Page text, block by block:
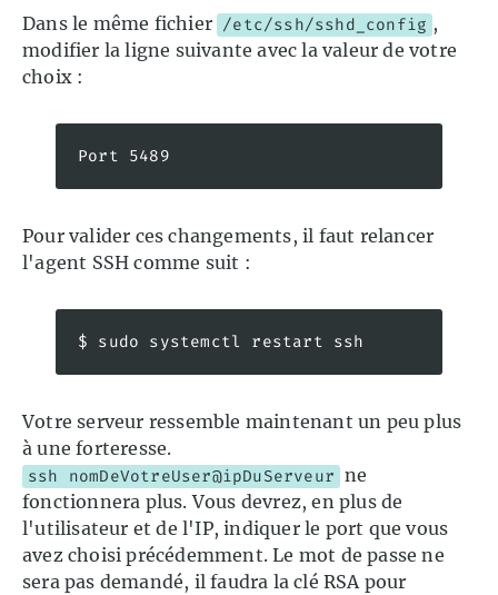
Dans le même fichier /etc/ssh/sshd_config ,
modifier la ligne suivante avec la valeur de votre
choix :
Port 5489
Pour valider ces changements, il faut relancer
l'agent SSH comme suit :
$ sudo systemctl restart ssh
Votre serveur ressemble maintenant un peu plus
à une forteresse.
ssh nomDeVotreUser@ipDuServeur ne
fonctionnera plus. Vous devrez, en plus de
l'utilisateur et de l'IP, indiquer le port que vous
avez choisi précédemment. Le mot de passe ne
sera pas demandé, il faudra la clé RSA pour